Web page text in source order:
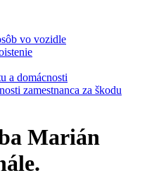
vo vozidle
a domácnosti
zamestnanca za škodu
Marián